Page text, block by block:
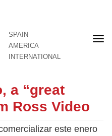
SPAIN
AMERICA
INTERNATIONAL
a “great
Ross Video
este enero